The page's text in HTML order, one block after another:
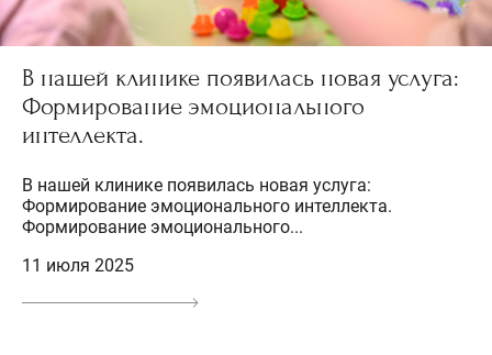
В нашей клинике появилась новая услуга:
Формирование эмоционального
интеллекта.
В нашей клинике появилась новая услуга:
Формирование эмоционального интеллекта.
Формирование эмоционального...
11 июля 2025